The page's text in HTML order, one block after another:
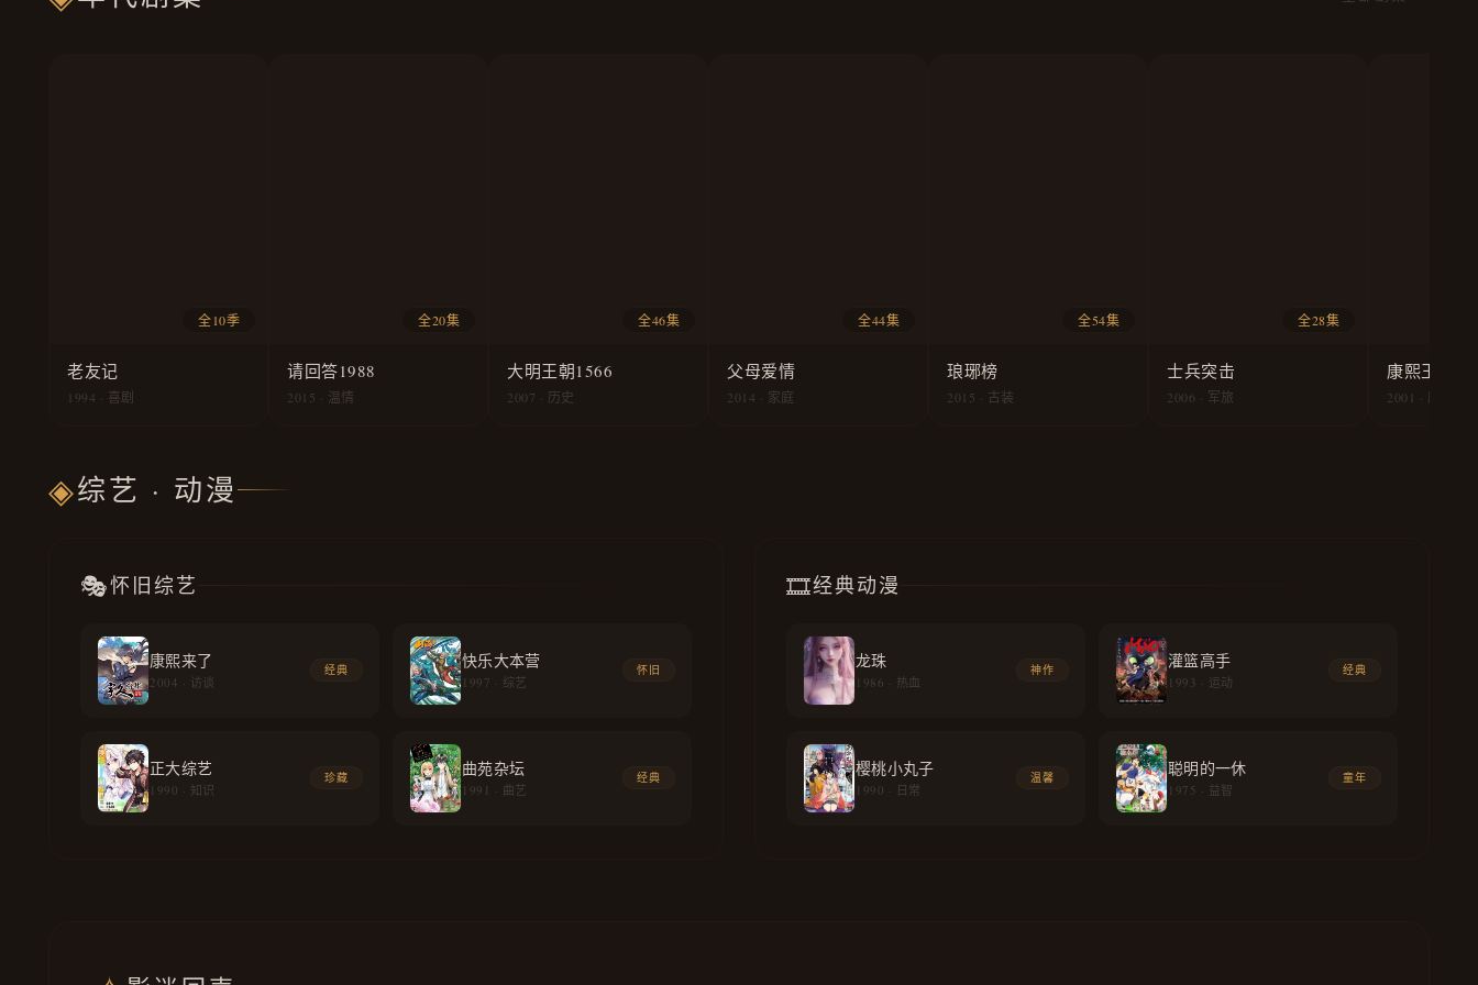
全10季
老友记
1994 · 喜剧
全20集
请回答1988
2015 · 温情
全46集
大明王朝1566
2007 · 历史
全44集
父母爱情
2014 · 家庭
全54集
琅琊榜
2015 · 古装
全28集
士兵突击
2006 · 军旅
康熙王朝
2001 · 历史
◈综艺 · 动漫
🎭怀旧综艺
康熙来了
2004 · 访谈
经典 快乐大本营
1997 · 综艺
怀旧
正大综艺
1990 · 知识
珍藏 曲苑杂坛
1991 · 曲艺
经典
🎞️经典动漫
龙珠
1986 · 热血
神作 灌篮高手
1993 · 运动
经典
樱桃小丸子
1990 · 日常
温馨 聪明的一休
1975 · 益智
童年